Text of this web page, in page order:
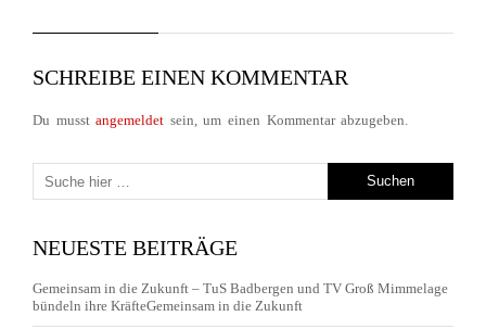
SCHREIBE EINEN KOMMENTAR
Du musstangemeldet sein, um einen Kommentar abzugeben.
NEUESTE BEITRÄGE
Gemeinsam in die Zukunft – TuS Badbergen und TV Groß Mimmelage
bündeln ihre KräfteGemeinsam in die Zukunft